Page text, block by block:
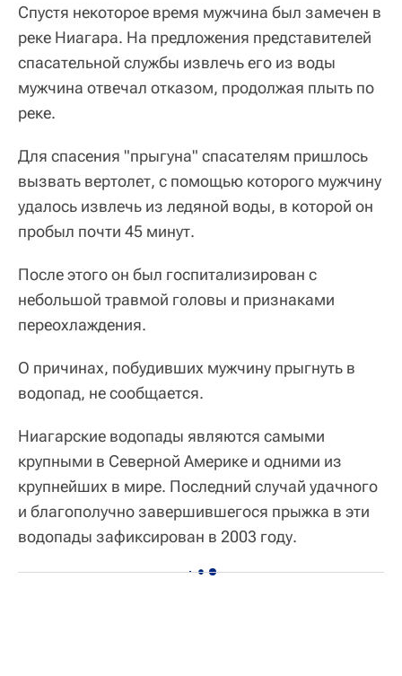
Спустя некоторое время мужчина был замечен в
реке Ниагара. На предложения представителей
спасательной службы извлечь его из воды
мужчина отвечал отказом, продолжая плыть по
реке.
Для спасения "прыгуна" спасателям пришлось
вызвать вертолет, с помощью которого мужчину
удалось извлечь из ледяной воды, в которой он
пробыл почти 45 минут.
После этого он был госпитализирован с
небольшой травмой головы и признаками
переохлаждения.
О причинах, побудивших мужчину прыгнуть в
водопад, не сообщается.
Ниагарские водопады являются самыми
крупными в Северной Америке и одними из
крупнейших в мире. Последний случай удачного
и благополучно завершившегося прыжка в эти
водопады зафиксирован в 2003 году.